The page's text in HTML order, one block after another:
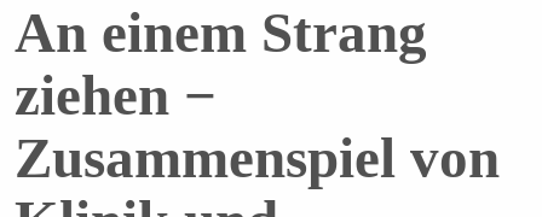
An einem Strang
ziehen −
Zusammenspiel von